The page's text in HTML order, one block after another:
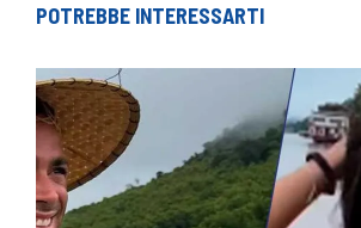
POTREBBE INTERESSARTI